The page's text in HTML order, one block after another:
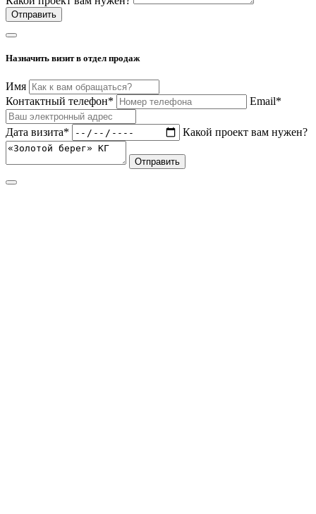
Отправить
Назначить визит в отдел продаж
Имя
Контактный телефон*
Email*
Дата визита* Какой проект вам нужен?
Отправить